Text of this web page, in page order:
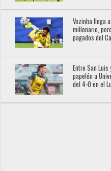
Vozinha llega
millonario,
pagados del
Entre San
papelón a
del 4-0 en el